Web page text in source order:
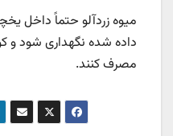
میوه زردآلو حتماً داخل
داده شده نگهداری شود و
مصرف کنند.